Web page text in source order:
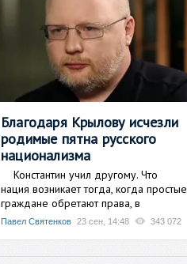
Благодаря Крылову исчезли
родимые пятна русского
национализма
Константин учил другому. Что
нация возникает тогда, когда простые
граждане обретают права, в
Павел Святенков 23 сен, 14:48 343 072